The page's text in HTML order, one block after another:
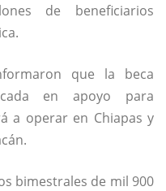
de beneficiarios
que la beca
en apoyo para
a operar en Chiapas y
bimestrales de mil 900